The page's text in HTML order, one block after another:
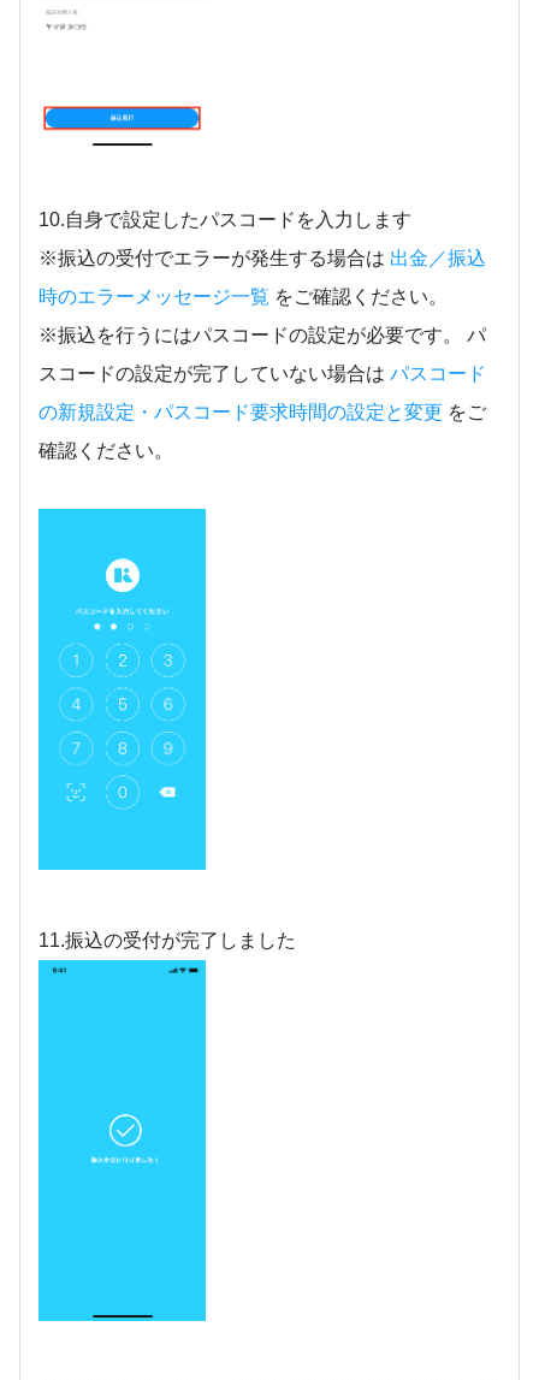
10.自身で設定したパスコードを入力します
※振込の受付でエラーが発生する場合は 出金／振込
時のエラーメッセージ一覧 をご確認ください。
※振込を行うにはパスコードの設定が必要です。 パ
スコードの設定が完了していない場合は パスコード
の新規設定・パスコード要求時間の設定と変更 をご
確認ください。
11.振込の受付が完了しました